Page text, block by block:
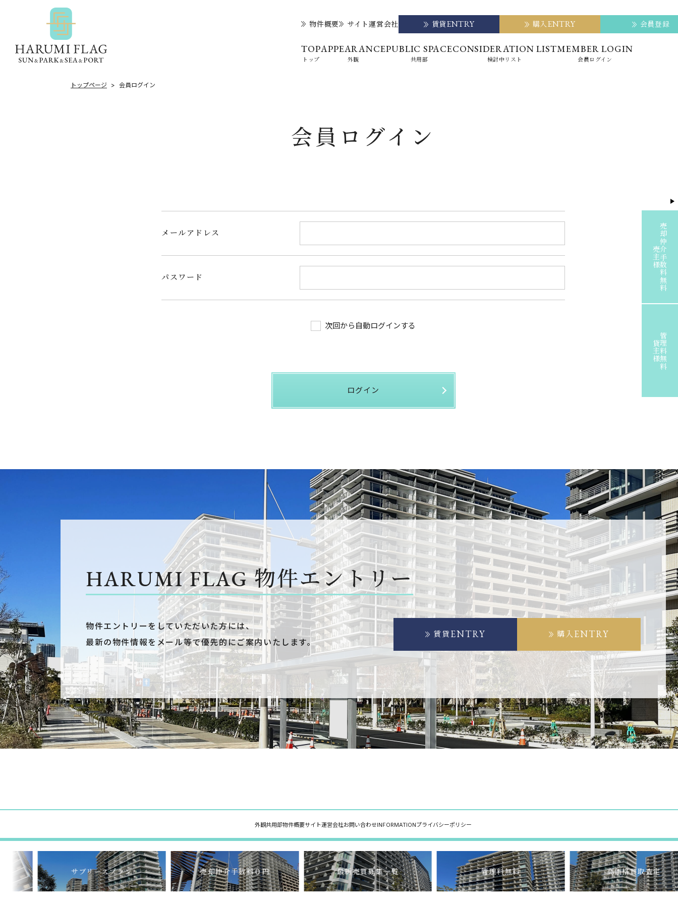
物件概要 サイト運営会社 賃貸ENTRY 購入ENTRY 会員登録
TOP
トップ
APPEARANCE
外観
PUBLIC SPACE
共用部
CONSIDERATION LIST
検討中リスト
MEMBER LOGIN
会員ログイン
トップページ 会員ログイン
会員ログイン
メールアドレス
パスワード
次回から自動ログインする
ログイン
HARUMI FLAG物件エントリー
物件エントリーをしていただいた方には、
最新の物件情報をメール等で優先的にご案内いたします。
賃貸 ENTRY 購入 ENTRY
外観共用部物件概要サイト運営会社お問い合わせINFORMATIONプライバシーポリシー
サブリースプラン 売却仲介手数料０円 最新売買募集一覧 管理料無料 高価格買取査定
売主様売却仲介手数料無料
貸主様管理料無料